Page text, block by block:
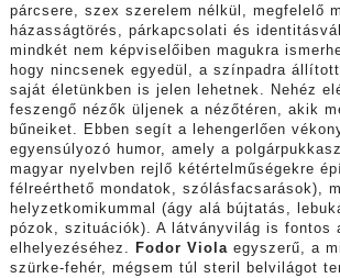
párcsere, szex szerelem nélkül, megfelelő
házasságtörés, párkapcsolati és
mindkét nem képviselőiben magukra
hogy nincsenek egyedül, a színpadra
saját életünkben is jelen lehetnek. Nehéz
feszengő nézők üljenek a nézőtéren, akik
bűneiket. Ebben segít a lehengerlően
egyensúlyozó humor, amely a
magyar nyelvben rejlő kétértelműségekre
félreérthető mondatok, szólásfacsarások),
helyzetkomikummal (ágy alá bújtatás,
pózok, szituációk). A látványvilág is fontos
elhelyezéséhez.
Fodor Viola egyszerű, a
szürke-fehér, mégsem túl steril belvilágot